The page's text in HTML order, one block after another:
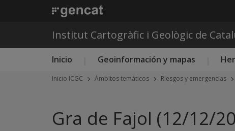
Institut Cartogràfic i Geològic de
Menú principal ICGC
Inicio Geoinformación y mapas
Inicio ICGC Ámbitos temáticos Riesgos y emergencias
Gra de Fajol (12/12/